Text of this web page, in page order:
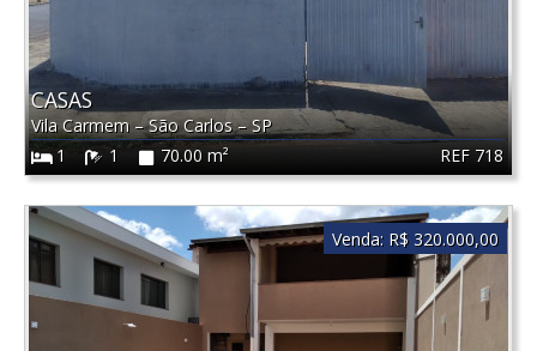
REF 718
CASAS
Vila Carmem –São Carlos–SP
1
1 70.00 m²
Venda: R$ 320.000,00